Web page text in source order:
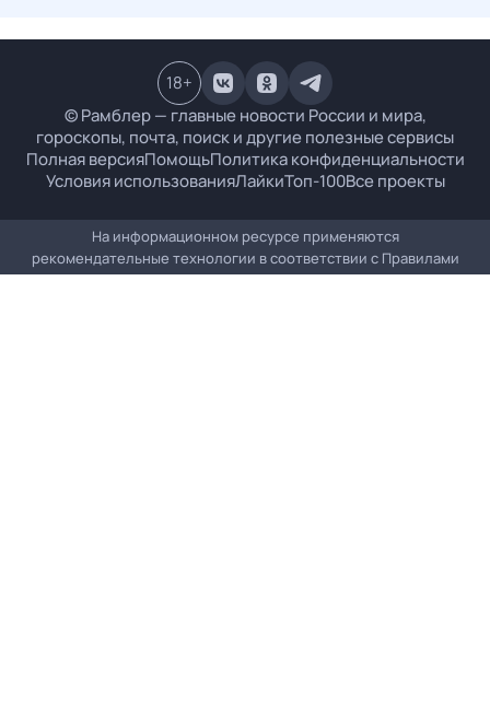
© Рамблер — главные новости России и мира,
гороскопы, почта, поиск и другие полезные сервисы
Полная версияПомощьПолитика конфиденциальности
Условия использованияЛайкиТоп-100Все проекты
18+
На информационном ресурсе применяются
рекомендательные технологии в соответствии с Правилами